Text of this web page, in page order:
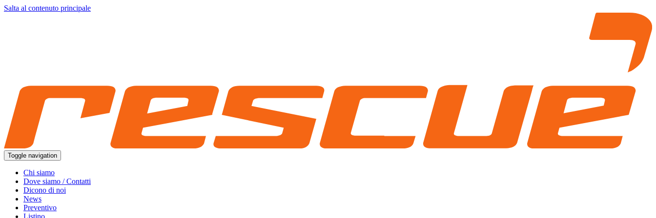
Salta al contenuto principale
Toggle navigation
Chi siamo
Dove siamo / Contatti
Dicono di noi
News
Preventivo
Listino